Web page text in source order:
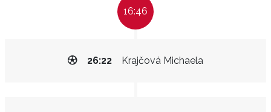
16:46
Krajčová Michaela
26:22